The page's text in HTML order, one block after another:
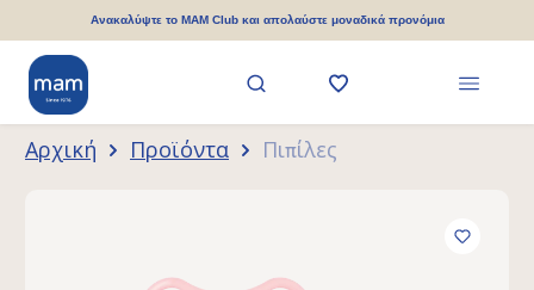
περιεχόμενο
Ανακαλύψτε το MAM Club και απολαύστε μοναδικά προνόμια
Αρχική Προϊόντα Πιπίλες